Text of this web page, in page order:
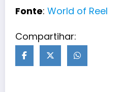
Fonte: World of Reel
Compartihar: